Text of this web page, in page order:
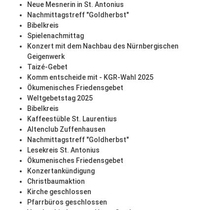
Neue Mesnerin in St. Antonius
Nachmittagstreff "Goldherbst"
Bibelkreis
Spielenachmittag
Konzert mit dem Nachbau des Nürnbergischen
Geigenwerk
Taizé-Gebet
Komm entscheide mit - KGR-Wahl 2025
Ökumenisches Friedensgebet
Weltgebetstag 2025
Bibelkreis
Kaffeestüble St. Laurentius
Altenclub Zuffenhausen
Nachmittagstreff "Goldherbst"
Lesekreis St. Antonius
Ökumenisches Friedensgebet
Konzertankündigung
Christbaumaktion
Kirche geschlossen
Pfarrbüros geschlossen